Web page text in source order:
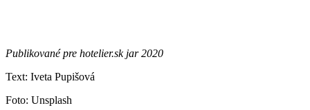
Publikované pre hotelier.sk jar 2020
Text: Iveta Pupišová
Foto: Unsplash